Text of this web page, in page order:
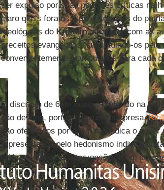
ser expulso por suas posições críticas na
claro quais foram as preocupações do
ideológicas do Kremlin, cooperar com as
preceitos evangélicos, substituindo-os pela
convenientemente manipulados para cada
O discurso de 6 de março, proferido na
não deveria, portanto, causar surpresa.
são oferecidos por quem reivindica o
representados pelo hedonismo
criticado em suas intervenções e em seus